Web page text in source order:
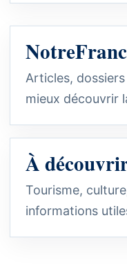
Articles,
mieux découvrir
À
Tourisme,
informations